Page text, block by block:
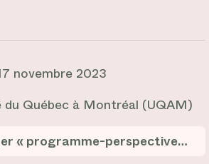
novembre 2023
du Québec à Montréal (UQAM)
Télécharger « programme-perspectives-curatoriales.pdf »